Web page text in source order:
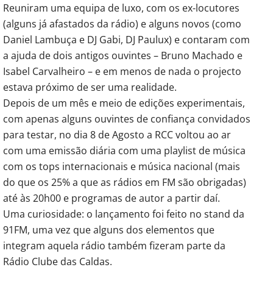
Reuniram uma equipa de luxo, com os ex-locutores
(alguns já afastados da rádio) e alguns novos (como
Daniel Lambuça e DJ Gabi, DJ Paulux) e contaram com
a ajuda de dois antigos ouvintes – Bruno Machado e
Isabel Carvalheiro – e em menos de nada o projecto
estava próximo de ser uma realidade.
Depois de um mês e meio de edições experimentais,
com apenas alguns ouvintes de confiança convidados
para testar, no dia 8 de Agosto a RCC voltou ao ar
com uma emissão diária com uma playlist de música
com os tops internacionais e música nacional (mais
do que os 25% a que as rádios em FM são obrigadas)
até às 20h00 e programas de autor a partir daí.
Uma curiosidade: o lançamento foi feito no stand da
91FM, uma vez que alguns dos elementos que
integram aquela rádio também fizeram parte da
Rádio Clube das Caldas.